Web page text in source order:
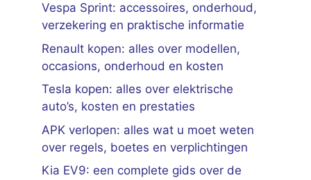
Vespa Sprint: accessoires, onderhoud,
verzekering en praktische informatie
Renault kopen: alles over modellen,
occasions, onderhoud en kosten
Tesla kopen: alles over elektrische
auto’s, kosten en prestaties
APK verlopen: alles wat u moet weten
over regels, boetes en verplichtingen
Kia EV9: een complete gids over de